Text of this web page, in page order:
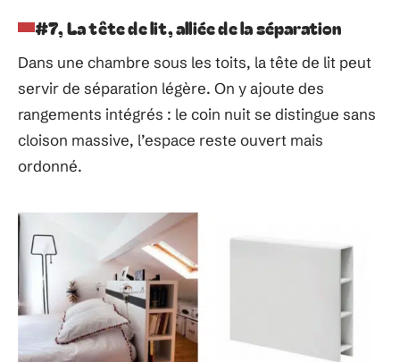
#7, La tête de lit, alliée de la séparation
Dans une chambre sous les toits, la tête de lit peut
servir de séparation légère. On y ajoute des
rangements intégrés : le coin nuit se distingue sans
cloison massive, l’espace reste ouvert mais
ordonné.